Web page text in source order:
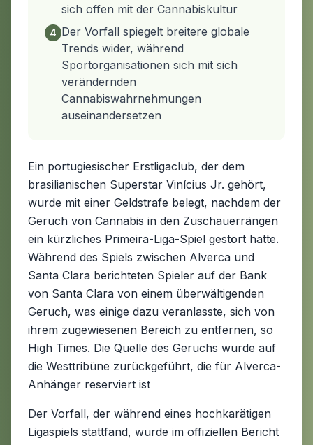
sich offen mit der Cannabiskultur
4 Der Vorfall spiegelt breitere globale
Trends wider, während
Sportorganisationen sich mit sich
verändernden
Cannabiswahrnehmungen
auseinandersetzen
Ein portugiesischer Erstligaclub, der dem
brasilianischen Superstar Vinícius Jr. gehört,
wurde mit einer Geldstrafe belegt, nachdem der
Geruch von Cannabis in den Zuschauerrängen
ein kürzliches Primeira-Liga-Spiel gestört hatte.
Während des Spiels zwischen Alverca und
Santa Clara berichteten Spieler auf der Bank
von Santa Clara von einem überwältigenden
Geruch, was einige dazu veranlasste, sich von
ihrem zugewiesenen Bereich zu entfernen, so
High Times. Die Quelle des Geruchs wurde auf
die Westtribüne zurückgeführt, die für Alverca-
Anhänger reserviert ist
Der Vorfall, der während eines hochkarätigen
Ligaspiels stattfand, wurde im offiziellen Bericht